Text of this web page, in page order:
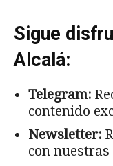
Sigue
Alcalá:
Telegram:
contenido
Newsletter:
con